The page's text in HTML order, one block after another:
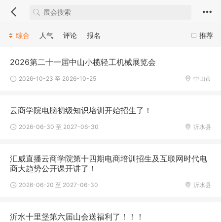
推荐
综合 人气 评论 报名
2026第二十一届中山小榄轻工机械展览会
中山市
2026-10-23 至 2026-10-25
云商学院电脑初级知识培训开始招生了！
沂水县
2026-06-30 至 2027-06-30
汇威直播云商学院第十四期电商培训招生及互联网时代电
商大趋势公开课开讲了！
沂水县
2026-06-20 至 2027-06-30
沂水十里堡第六届山会送福利了！！！